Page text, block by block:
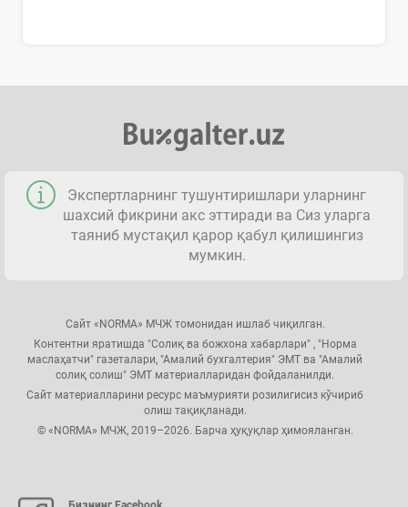
Экспертларнинг тушунтиришлари уларнинг
шахсий фикрини акс эттиради ва Сиз уларга
таяниб мустақил қарор қабул қилишингиз
мумкин.
Сайт «NORMA» МЧЖ томонидан ишлаб чиқилган.
Контентни яратишда "Солиқ ва божхона хабарлари" , "Норма
маслаҳатчи" газеталари, "Амалий бухгалтерия" ЭМТ ва "Амалий
солиқ солиш" ЭМТ материалларидан фойдаланилди.
Сайт материалларини ресурс маъмурияти розилигисиз кўчириб
олиш тақиқланади.
© «NORMA» МЧЖ, 2019–2026. Барча ҳуқуқлар ҳимояланган.